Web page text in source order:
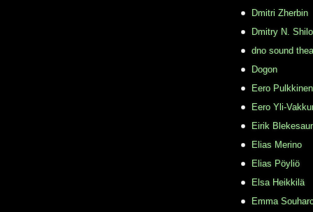
Dmitri Zherbin
Dmitry N.
dno sound
Dogon
Eero Pulkkinen
Eero Yli-
Eirik
Elias Merino
Elias Pöyliö
Elsa Heikkilä
Emma